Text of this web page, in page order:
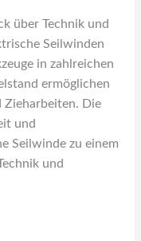
über Technik und
Seilwinden
in zahlreichen
ermöglichen
Zieharbeiten. Die
und
Seilwinde zu einem
und